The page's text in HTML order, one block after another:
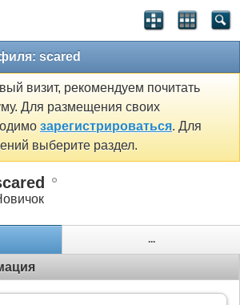
scared
визит, рекомендуем почитать
Для размещения своих
зарегистрироваться. Для
выберите раздел.
...